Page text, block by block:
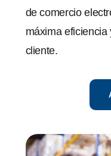
de comercio
máxima eficiencia
cliente.